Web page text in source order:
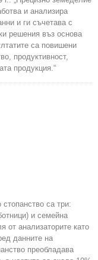
и анализира
и ги съчетава с
решения въз основа
са повишени
продуктивност,
продукция.“
са три:
и семейна
от анализаторите като
данните на
преобладава